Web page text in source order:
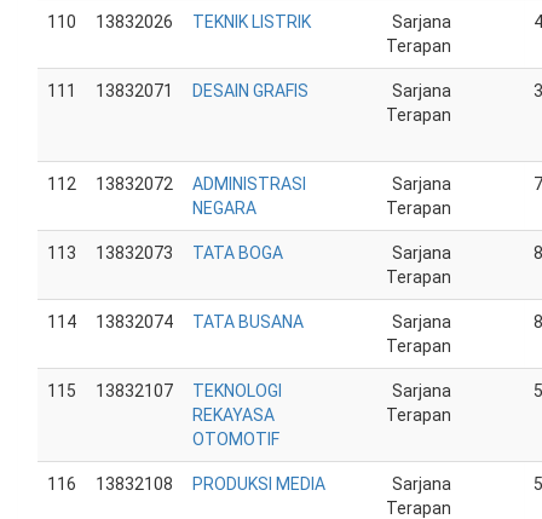
110 13832026 TEKNIK LISTRIK
Sarjana
Terapan
111 13832071 DESAIN GRAFIS
Sarjana
Terapan
112 13832072
ADMINISTRASI
NEGARA
Sarjana
Terapan
113 13832073 TATA BOGA
Sarjana
Terapan
114 13832074 TATA BUSANA
Sarjana
Terapan
115 13832107
TEKNOLOGI
REKAYASA
OTOMOTIF
Sarjana
Terapan
116 13832108 PRODUKSI MEDIA
Sarjana
Terapan